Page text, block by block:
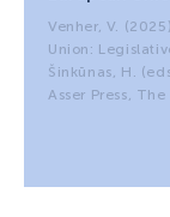
Venher, V.
Union:
Šinkūnas, H.
Asser Press,